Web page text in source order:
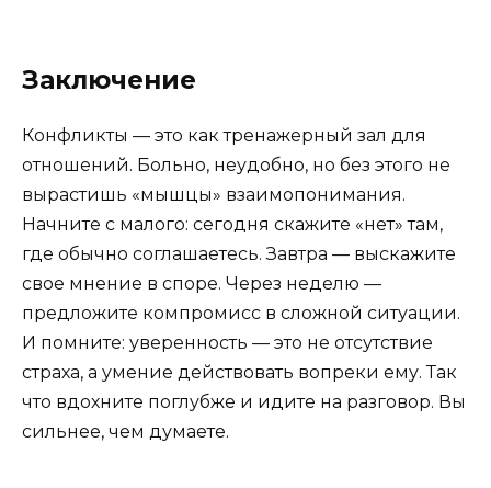
Заключение
Конфликты — это как тренажерный зал для
отношений. Больно, неудобно, но без этого не
вырастишь «мышцы» взаимопонимания.
Начните с малого: сегодня скажите «нет» там,
где обычно соглашаетесь. Завтра — выскажите
свое мнение в споре. Через неделю —
предложите компромисс в сложной ситуации.
И помните: уверенность — это не отсутствие
страха, а умение действовать вопреки ему. Так
что вдохните поглубже и идите на разговор. Вы
сильнее, чем думаете.